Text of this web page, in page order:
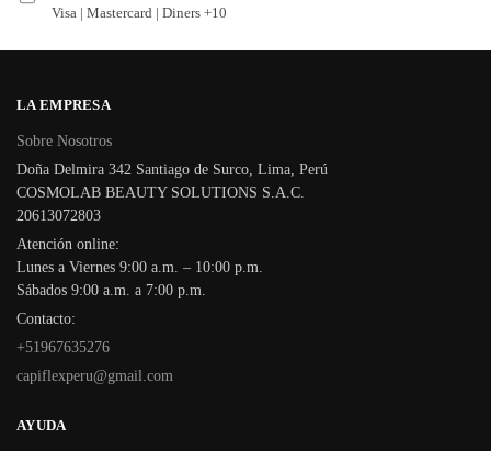
Visa | Mastercard | Diners +10
LA EMPRESA
Sobre Nosotros
Doña Delmira 342 Santiago de Surco, Lima, Perú
COSMOLAB BEAUTY SOLUTIONS S.A.C.
20613072803
Atención online:
Lunes a Viernes 9:00 a.m. – 10:00 p.m.
Sábados 9:00 a.m. a 7:00 p.m.
Contacto:
+51967635276
capiflexperu@gmail.com
AYUDA